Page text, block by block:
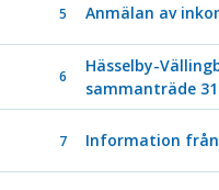
5 Anmälan av
6
Hässelby-
sammanträde
7 Information